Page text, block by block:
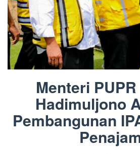
Menteri
Hadimuljono
Pembangunan